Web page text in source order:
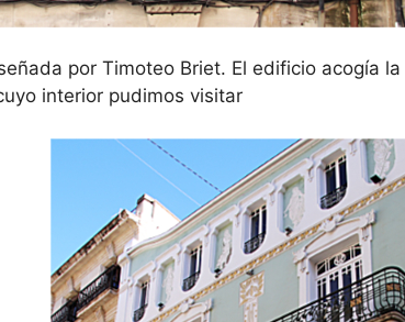
por Timoteo Briet. El edificio acogía
interior pudimos visitar